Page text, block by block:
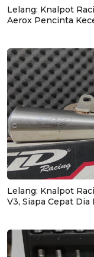
Lelang: Knalpot
Aerox Pencinta
Lelang: Knalpot
V3, Siapa Cepat Dia